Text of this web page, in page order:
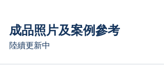
成品照片及案例參考
陸續更新中